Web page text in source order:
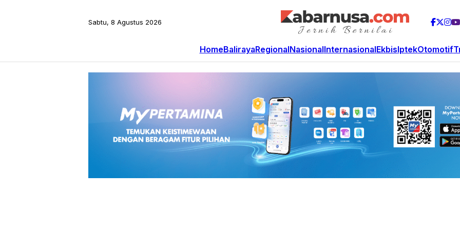
Sabtu, 8 Agustus 2026
HomeBalirayaRegionalNasionalInternasionalEkbisIptekOtomotif